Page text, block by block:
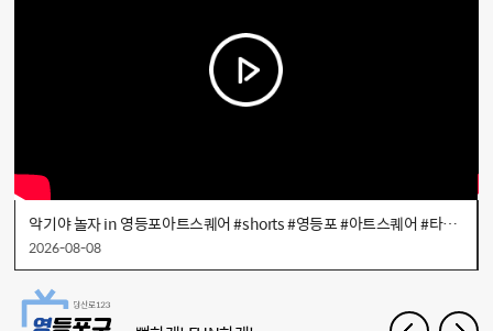
악기야 놀자 in 영등포아트스퀘어 #shorts #영등포 #아트스퀘어 #타임스퀘어 #문화가있는날
2026-08-08